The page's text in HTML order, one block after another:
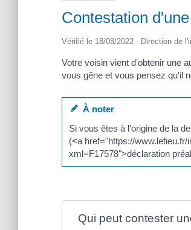
Contestation
Vérifié le 18/08/2022 - Direction de
Votre voisin vient d'obtenir une
vous gêne et vous pensez qu'il
À noter
Si vous êtes à l'origine de la
(<a href="https://
xml=F17578">déclaration
Qui peut contester